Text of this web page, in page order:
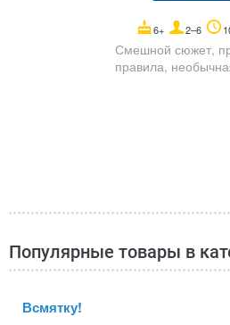
6+ 2–6
Смешной сюжет,
правила,
Популярные товары в
Всмятку!